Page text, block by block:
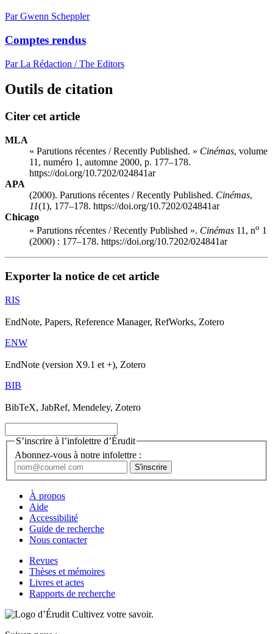
Par Gwenn Scheppler
Comptes rendus
Par La Rédaction / The Editors
Outils de citation
Citer cet article
MLA
« Parutions récentes / Recently Published. » Cinémas, volume
11, numéro 1, automne 2000, p. 177–178.
https://doi.org/10.7202/024841ar
APA
(2000). Parutions récentes / Recently Published. Cinémas,
11(1), 177–178. https://doi.org/10.7202/024841ar
Chicago
« Parutions récentes / Recently Published ». Cinémas 11, no 1
(2000) : 177–178. https://doi.org/10.7202/024841ar
Exporter la notice de cet article
RIS
EndNote, Papers, Reference Manager, RefWorks, Zotero
ENW
EndNote (version X9.1 et +), Zotero
BIB
BibTeX, JabRef, Mendeley, Zotero
S’inscrire à l’infolettre d’Érudit
Abonnez-vous à notre infolettre :
À propos
Aide
Accessibilité
Guide de recherche
Nous contacter
Revues
Thèses et mémoires
Livres et actes
Rapports de recherche
Cultivez votre savoir.